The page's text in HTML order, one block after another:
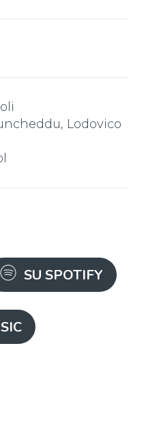
, Lodovico
SU SPOTIFY